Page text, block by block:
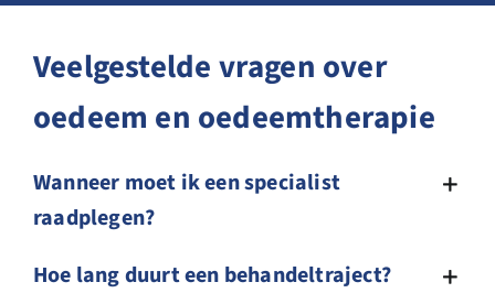
Veelgestelde vragen over
oedeem en oedeemtherapie
Wanneer moet ik een specialist
raadplegen?
Hoe lang duurt een behandeltraject?